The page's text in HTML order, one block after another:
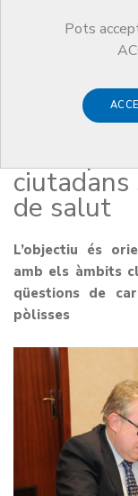
Pots
6 DE JUNY DE 2016
El CoMB
acord per
ciutadans
de salut
L’objectiu és
amb els àmbits
qüestions de
pòlisses